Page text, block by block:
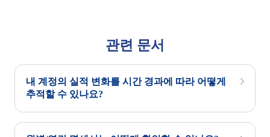
관련 문서
내 계정의 실적 변화를 시간 경과에 따라 어떻게
추적할 수 있나요?